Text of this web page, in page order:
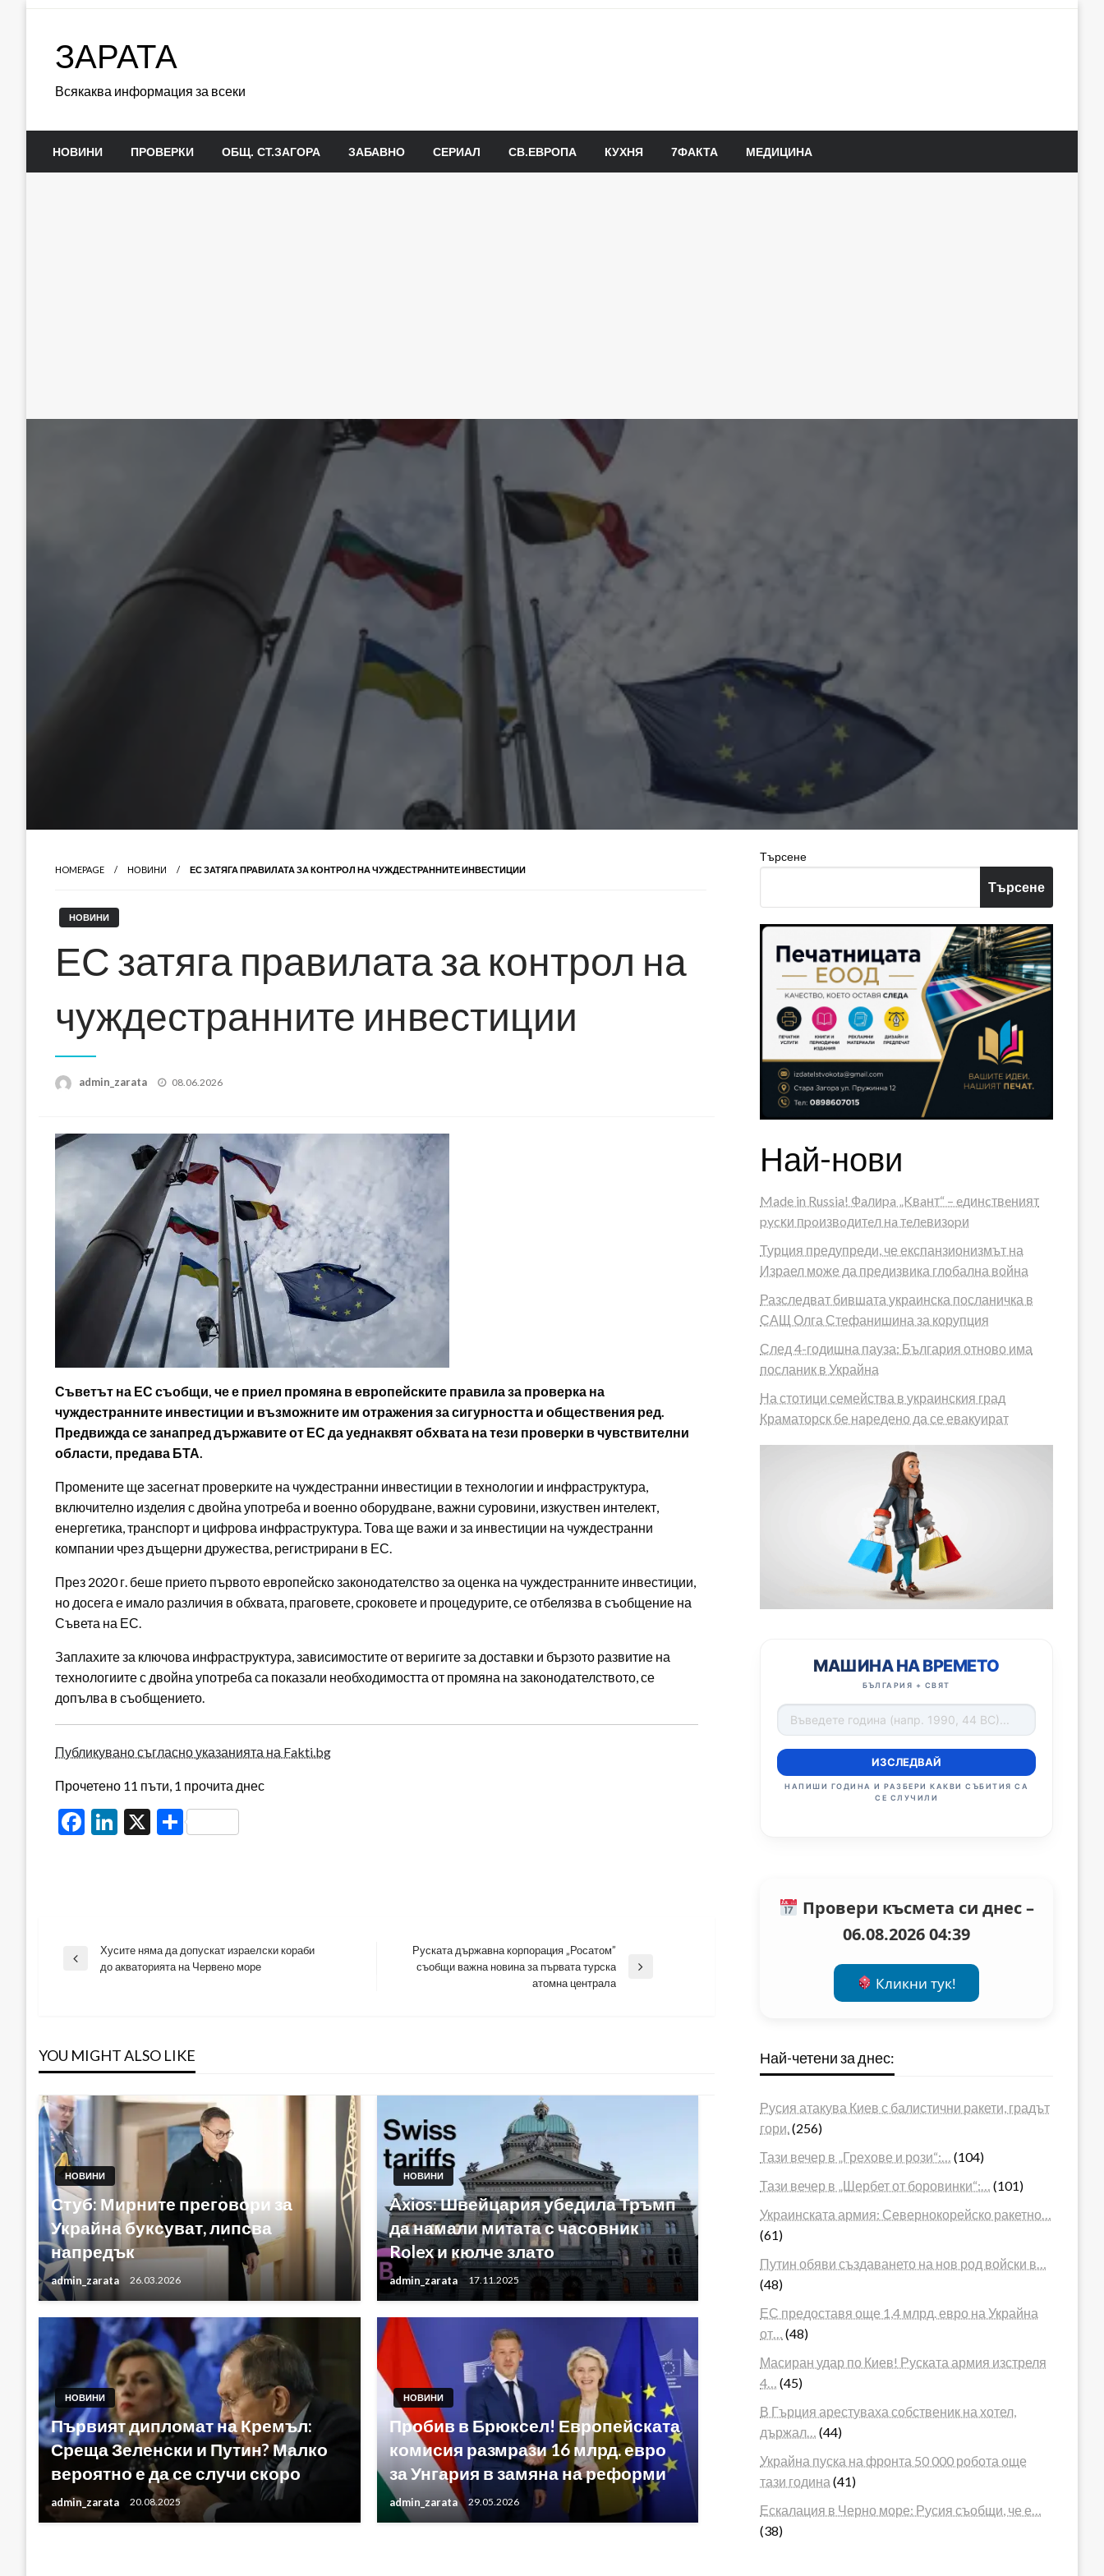
ЗАРАТА
Всякаква информация за всеки
НОВИНИ ПРОВЕРКИ ОБЩ. СТ.ЗАГОРА ЗАБАВНО СЕРИАЛ СВ.ЕВРОПА КУХНЯ 7ФАКТА МЕДИЦИНА
HOMEPAGE НОВИНИ ЕС ЗАТЯГА ПРАВИЛАТА ЗА КОНТРОЛ НА ЧУЖДЕСТРАННИТЕ ИНВЕСТИЦИИ
НОВИНИ
ЕС затяга правилата за контрол на
чуждестранните инвестиции
admin_zarata
Posted
08.06.2026
Съветът на ЕС съобщи, че е приел промяна в европейските правила за проверка на
чуждестранните инвестиции и възможните им отражения за сигурността и обществения ред.
Предвижда се занапред държавите от ЕС да уеднаквят обхвата на тези проверки в чувствителни
области, предава БТА.
Промените ще засегнат проверките на чуждестранни инвестиции в технологии и инфраструктура,
включително изделия с двойна употреба и военно оборудване, важни суровини, изкуствен интелект,
енергетика, транспорт и цифрова инфраструктура. Това ще важи и за инвестиции на чуждестранни
компании чрез дъщерни дружества, регистрирани в ЕС.
През 2020 г. беше прието първото европейско законодателство за оценка на чуждестранните инвестиции,
но досега е имало различия в обхвата, праговете, сроковете и процедурите, се отбелязва в съобщение на
Съвета на ЕС.
Заплахите за ключова инфраструктура, зависимостите от веригите за доставки и бързото развитие на
технологиите с двойна употреба са показали необходимостта от промяна на законодателството, се
допълва в съобщението.
Публикувано съгласно указанията на Fakti.bg
Прочетено 11 пъти, 1 прочита днес
Facebook
LinkedIn
X Share
Навигация
Previous
Хусите няма да допускат израелски кораби
до акваторията на Червено море
Руската държавна корпорация „Росатом”
съобщи важна новина за първата турска
атомна централа
YOU MIGHT ALSO LIKE
НОВИНИ
Стуб: Мирните преговори за
Украйна буксуват, липсва
напредък
admin_zarata 26.03.2026
НОВИНИ
Axios: Швейцария убедила Тръмп
да намали митата с часовник
Rolex и кюлче злато
admin_zarata 17.11.2025
НОВИНИ
Първият дипломат на Кремъл:
Среща Зеленски и Путин? Малко
вероятно е да се случи скоро
admin_zarata 20.08.2025
НОВИНИ
Пробив в Брюксел! Европейската
комисия размрази 16 млрд. евро
за Унгария в замяна на реформи
admin_zarata 29.05.2026
Търсене
Търсене
Най-нови
Made in Russia! Фaлиpa „Kвaнт“ – eдинcтвeният
pycĸи пpoизвoдитeл нa тeлeвизopи
Турция предупреди, че експанзионизмът на
Израел може да предизвика глобална война
Разследват бившата украинска посланичка в
САЩ Олга Стефанишина за корупция
След 4-годишна пауза: България отново има
посланик в Украйна
На стотици семейства в украинския град
Краматорск бе наредено да се евакуират
МАШИНА НА ВРЕМЕТО
БЪЛГАРИЯ + СВЯТ
ИЗСЛЕДВАЙ
НАПИШИ ГОДИНА И РАЗБЕРИ КАКВИ СЪБИТИЯ СА
СЕ СЛУЧИЛИ
Провери късмета си днес –
06.08.2026 04:39
Кликни тук!
Най-четени за днес:
Русия атакува Киев с балистични ракети, градът
гори. (256)
Тази вечер в „Грехове и рози“:…
(104)
Тази вечер в „Шербет от боровинки“:…
(101)
Украинската армия: Севернокорейско ракетно…
(61)
Путин обяви създаването на нов род войски в…
(48)
ЕС предоставя още 1,4 млрд. евро на Украйна
от…
(48)
Масиран удар по Киев! Руската армия изстреля
4…
(45)
В Гърция арестуваха собственик на хотел,
държал…
(44)
Украйна пуска на фронта 50 000 робота още
тази година (41)
Ескалация в Черно море: Русия съобщи, че е…
(38)